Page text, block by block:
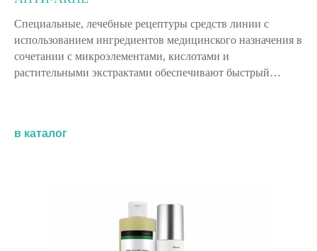
Специальные, лечебные рецептуры средств линии с
использованием ингредиентов медицинского назначения в
сочетании с микроэлементами, кислотами и
растительными экстрактами обеспечивают быстрый…
в каталог